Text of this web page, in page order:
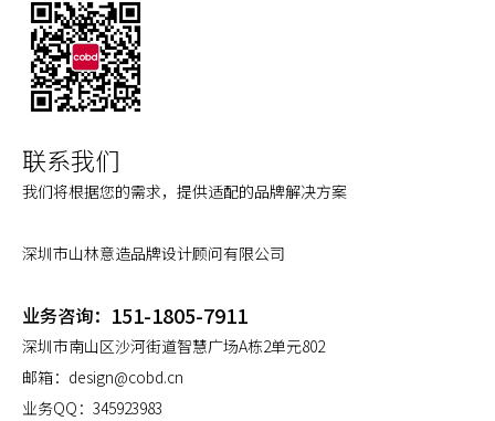
联系我们
我们将根据您的需求，提供适配的品牌解决方案
深圳市山林意造品牌设计顾问有限公司
业务咨询： 151-1805-7911
深圳市南山区沙河街道智慧广场A栋2单元802
邮箱： design@cobd.cn
业务QQ： 345923983